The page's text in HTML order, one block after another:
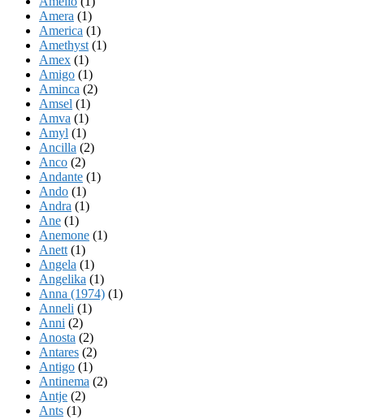
Amera (1)
America (1)
Amethyst (1)
Amex (1)
Amigo (1)
Aminca (2)
Amsel (1)
Amva (1)
Amyl (1)
Ancilla (2)
Anco (2)
Andante (1)
Ando (1)
Andra (1)
Ane (1)
Anemone (1)
Anett (1)
Angela (1)
Angelika (1)
Anna (1974) (1)
Anneli (1)
Anni (2)
Anosta (2)
Antares (2)
Antigo (1)
Antinema (2)
Antje (2)
Ants (1)